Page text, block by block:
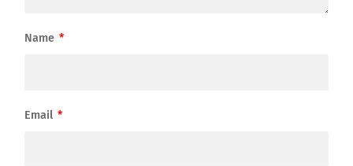
Name *
Email *